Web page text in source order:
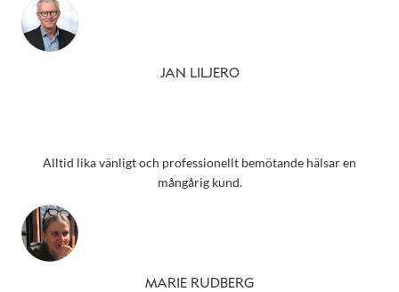
JAN LILJERO
Alltid lika vänligt och professionellt bemötande hälsar en
mångårig kund.
MARIE RUDBERG